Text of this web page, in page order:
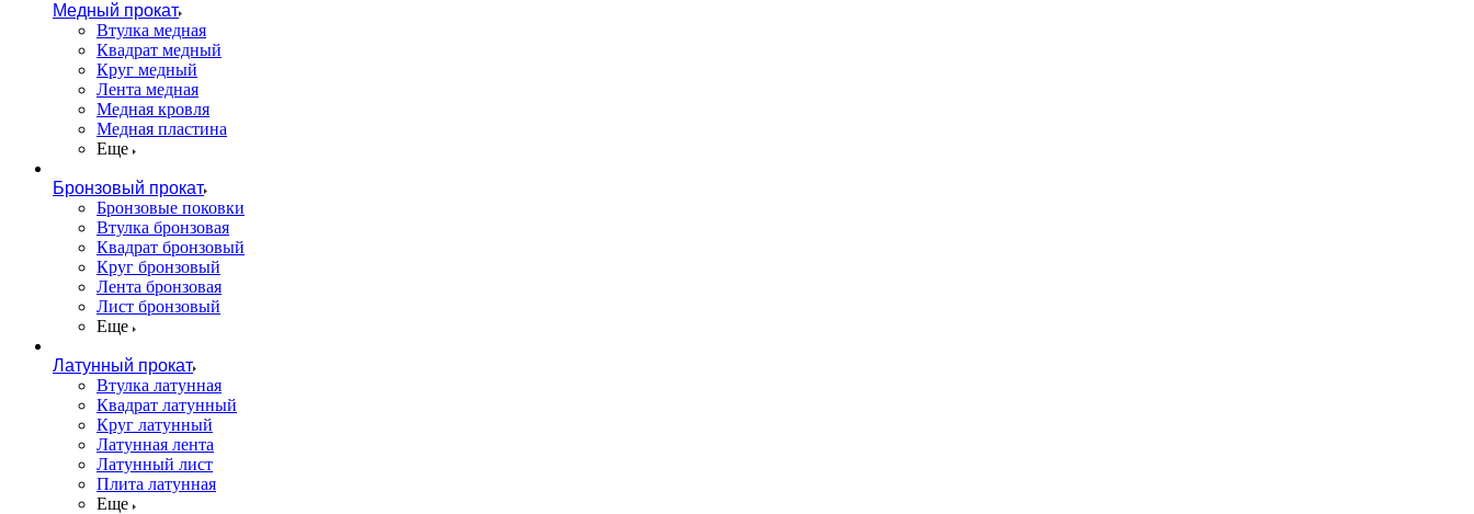
Медный прокат
Втулка медная
Квадрат медный
Круг медный
Лента медная
Медная кровля
Медная пластина
Еще
Бронзовый прокат
Бронзовые поковки
Втулка бронзовая
Квадрат бронзовый
Круг бронзовый
Лента бронзовая
Лист бронзовый
Еще
Латунный прокат
Втулка латунная
Квадрат латунный
Круг латунный
Латунная лента
Латунный лист
Плита латунная
Еще